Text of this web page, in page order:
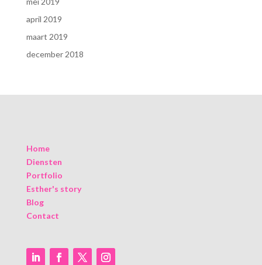
april 2019
maart 2019
december 2018
Home
Diensten
Portfolio
Esther's story
Blog
Contact